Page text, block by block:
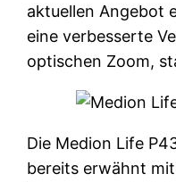
aktuellen Angebot
eine verbesserte
optischen Zoom,
Die Medion Life
bereits erwähnt